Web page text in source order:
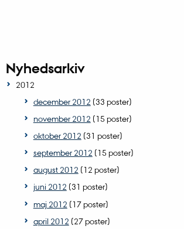
Nyhedsarkiv
2012
december 2012 (33 poster)
november 2012 (15 poster)
oktober 2012 (31 poster)
september 2012 (15 poster)
august 2012 (12 poster)
juni 2012 (31 poster)
maj 2012 (17 poster)
april 2012 (27 poster)